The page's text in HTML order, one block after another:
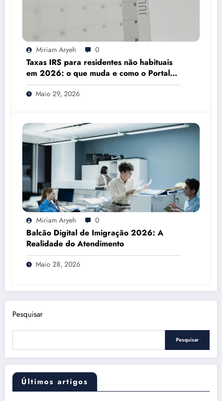
Miriam Aryeh 0
Taxas IRS para residentes não habituais
em 2026: o que muda e como o Portal
das Finanças pode ajudar
Maio 29, 2026
Miriam Aryeh 0
Balcão Digital de Imigração 2026: A
Realidade do Atendimento
Maio 28, 2026
Pesquisar
Pesquisar
Últimos artigos